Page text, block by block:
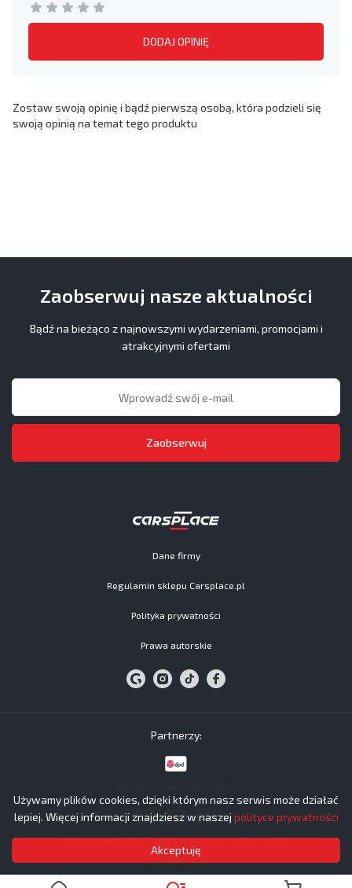
Używamy plików cookies, dzięki którym nasz serwis może działać
lepiej. Więcej informacji znajdziesz w naszej polityce prywatności
Akceptuję
DODAJ OPINIĘ
Zostaw swoją opinię i bądź pierwszą osobą, która podzieli się
swoją opinią na temat tego produktu
Dane firmy
Regulamin sklepu Carsplace.pl
Polityka prywatności
Prawa autorskie
Zaobserwuj nasze aktualności
Bądź na bieżąco z najnowszymi wydarzeniami, promocjami i
atrakcyjnymi ofertami
Zaobserwuj
Carsplace © All Rights Reserved 2024−2026
Partnerzy: